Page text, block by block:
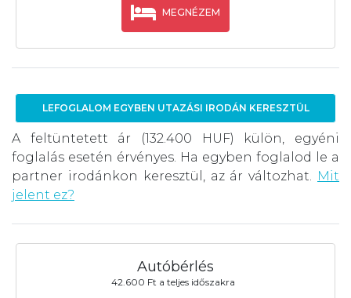
MEGNÉZEM
LEFOGLALOM EGYBEN UTAZÁSI IRODÁN KERESZTÜL
A feltüntetett ár (132.400 HUF) külön, egyéni
foglalás esetén érvényes. Ha egyben foglalod le a
partner irodánkon keresztül, az ár változhat. Mit
jelent ez?
Autóbérlés
42.600 Ft a teljes időszakra